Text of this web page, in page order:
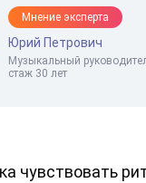
Мнение эксперта
Юрий Петрович
Музыкальный
стаж 30 лет
чувствовать